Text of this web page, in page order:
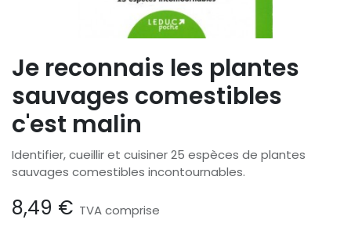
Je reconnais les plantes
sauvages comestibles
c'est malin
Identifier, cueillir et cuisiner 25 espèces de plantes
sauvages comestibles incontournables.
8,49 € TVA comprise